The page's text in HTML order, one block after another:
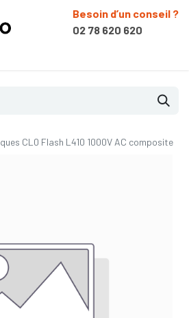
Besoin d’un conseil ?
02 78 620 620
CL0 Flash L410 1000V AC composite